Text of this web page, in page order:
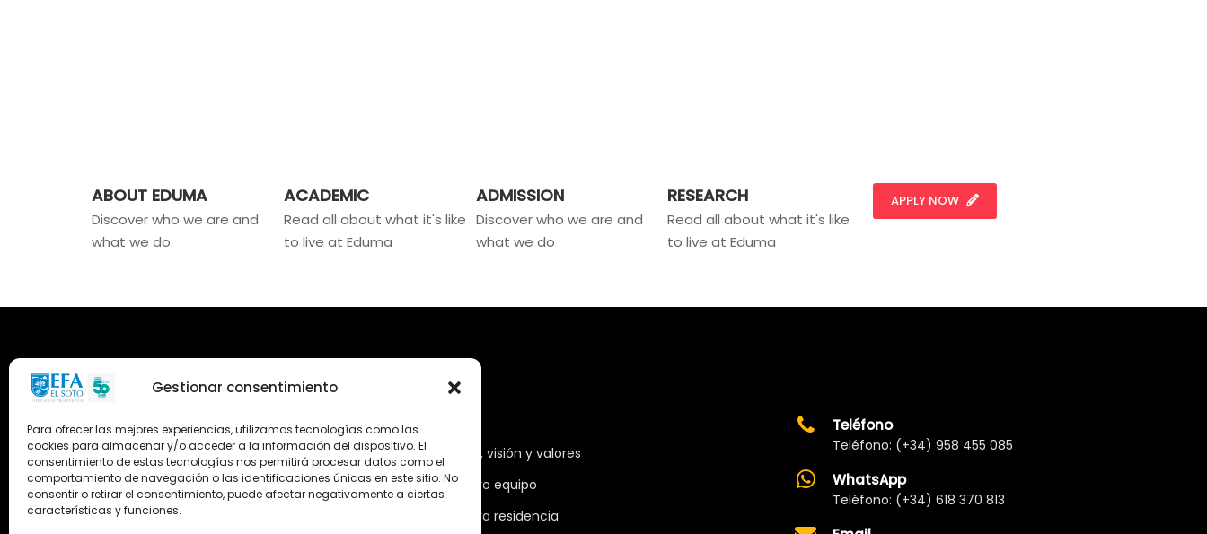
Gestionar consentimiento
Para ofrecer las mejores experiencias, utilizamos tecnologías como las
cookies para almacenar y/o acceder a la información del dispositivo. El
consentimiento de estas tecnologías nos permitirá procesar datos como el
comportamiento de navegación o las identificaciones únicas en este sitio. No
consentir o retirar el consentimiento, puede afectar negativamente a ciertas
características y funciones.
ABOUT EDUMA
Discover who we are and
what we do
ACADEMIC
Read all about what it's like
to live at Eduma
ADMISSION
Discover who we are and
what we do
RESEARCH
Read all about what it's like
to live at Eduma
APPLY NOW
Misión, visión y valores
Nuestro equipo
Nuestra residencia
Teléfono
Teléfono: (+34) 958 455 085
WhatsApp
Teléfono: (+34) 618 370 813